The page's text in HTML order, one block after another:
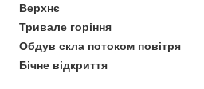
Верхнє
Тривале горіння
Обдув скла потоком повітря
Бічне відкриття